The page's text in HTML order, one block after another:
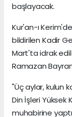
başlayacak.
Kur'an-ı
bildirilen Kadir
Mart'ta idrak
Ramazan
"Üç aylar, kulun
Din İşleri Yüksek
muhabirine